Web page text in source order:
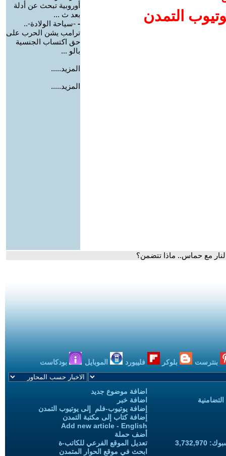
التمدن
أوروبية تبحث عن أدلة
بعد ث ...
- -سياحة الولادة-..
ترامب يشن الحرب على
حق اكتساب الجنسية
بالو ...
المزيد.....
المزيد.....
مع حماس.. ماذا تتضمن؟
بنترست بلوكر فليبورد الموبايل بودكاست
اضافة موضوع جديد
اضافة خبر
إضافة يوتيوب-فلم إلى يوتيوب التمدن
إضافة كتاب إلى مكتبة التمدن
Add new article - English
أضف حملة
تعديل الموقع الفرعي للكاتب-ة
ابحث في موقع الحوار المتمدن